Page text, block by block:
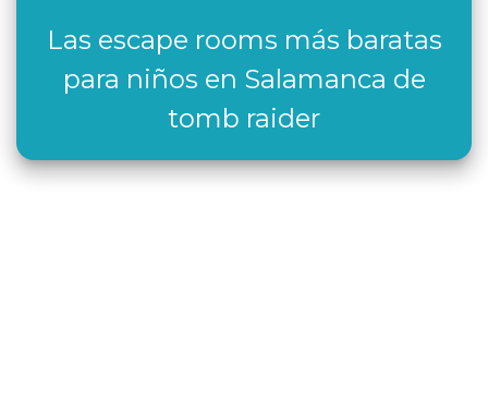
Las escape rooms más baratas
para niños en Salamanca de
tomb raider